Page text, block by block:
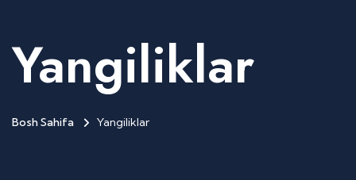
Yangiliklar
Bosh Sahifa Yangiliklar